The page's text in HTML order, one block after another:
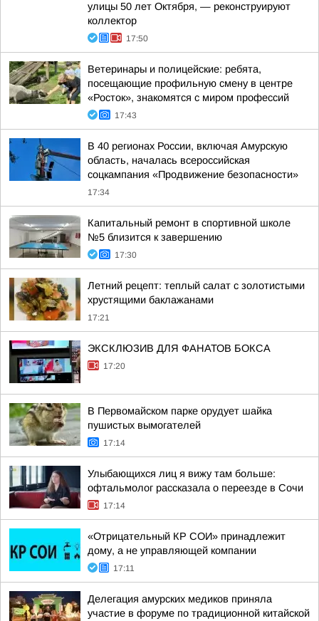
улицы 50 лет Октября, — реконструируют
коллектор
17:50
Ветеринары и полицейские: ребята,
посещающие профильную смену в центре
«Росток», знакомятся с миром профессий
17:43
В 40 регионах России, включая Амурскую
область, началась всероссийская
соцкампания «Продвижение безопасности»
17:34
Капитальный ремонт в спортивной школе
№5 близится к завершению
17:30
Летний рецепт: теплый салат с золотистыми
хрустящими баклажанами
17:21
ЭКСКЛЮЗИВ ДЛЯ ФАНАТОВ БОКСА
17:20
В Первомайском парке орудует шайка
пушистых вымогателей
17:14
Улыбающихся лиц я вижу там больше:
офтальмолог рассказала о переезде в Сочи
17:14
«Отрицательный КР СОИ» принадлежит
дому, а не управляющей компании
17:11
Делегация амурских медиков приняла
участие в форуме по традиционной китайской